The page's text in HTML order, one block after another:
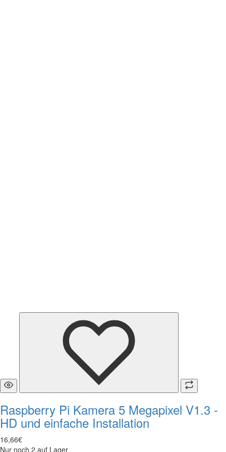
Raspberry Pi Kamera 5 Megapixel V1.3 -
HD und einfache Installation
16,66€
Nur noch 2 auf Lager